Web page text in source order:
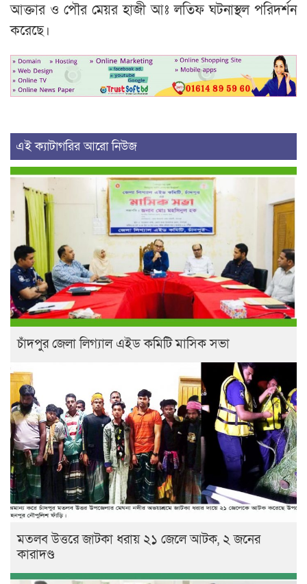
আক্তার ও পৌর মেয়র হাজী আঃ লতিফ ঘটনাস্থল পরিদর্শন
করেছে।
এই ক্যাটাগরির আরো নিউজ
চাঁদপুর জেলা লিগ্যাল এইড কমিটি মাসিক সভা
মতলব উত্তরে জাটকা ধরায় ২১ জেলে আটক, ২ জনের
কারাদণ্ড